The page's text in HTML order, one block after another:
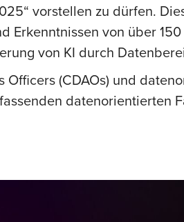
vorstellen zu dürfen.
Erkenntnissen von über
von KI durch
(CDAOs) und
datenorientierten